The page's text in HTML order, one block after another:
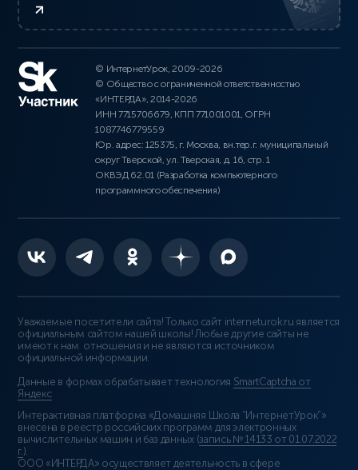
© ИнтернетУрок, 2009-2026
© Общество с ограниченной ответственностью
«ИНТЕРДА», 2014-2026
ИНН 7715706679, КПП 771001001, ОГРН
1087746779559
Юр. адрес: 125375, г. Москва, вн.тер.г. муниципальный
округ Тверской, ул. Тверская, д. 16, стр. 1
ОКВЭД 62.01 (Разработка компьютерного
программного обеспечения)
Уважаемые посетители сайта! Только сайт interneturok.ru является
официальным сайтом нашей школы! Любые другие сайты не
имеют к нам отношения и не являются источником
официальной информации.
Данные в формах обрабатывает технология SmartCaptcha от
Яндекс
Интерактивная платформа «Домашняя Школа “ИнтернетУрок”»
внесена в реестр российских программ для электронных
вычислительных машин и баз данных (запись № 14133 от 01.07.2022
г.).
ООО «ИНТЕРДА» осуществляет деятельность в сфере